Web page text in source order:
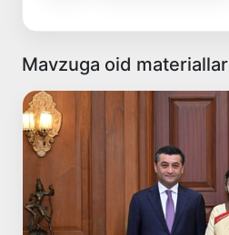
Mavzuga oid materiallar